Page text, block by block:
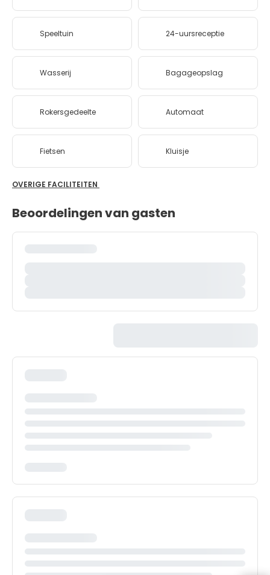
Speeltuin 24-uursreceptie
Wasserij Bagageopslag
Rokersgedeelte Automaat
Fietsen Kluisje
OVERIGE FACILITEITEN
Beoordelingen van gasten